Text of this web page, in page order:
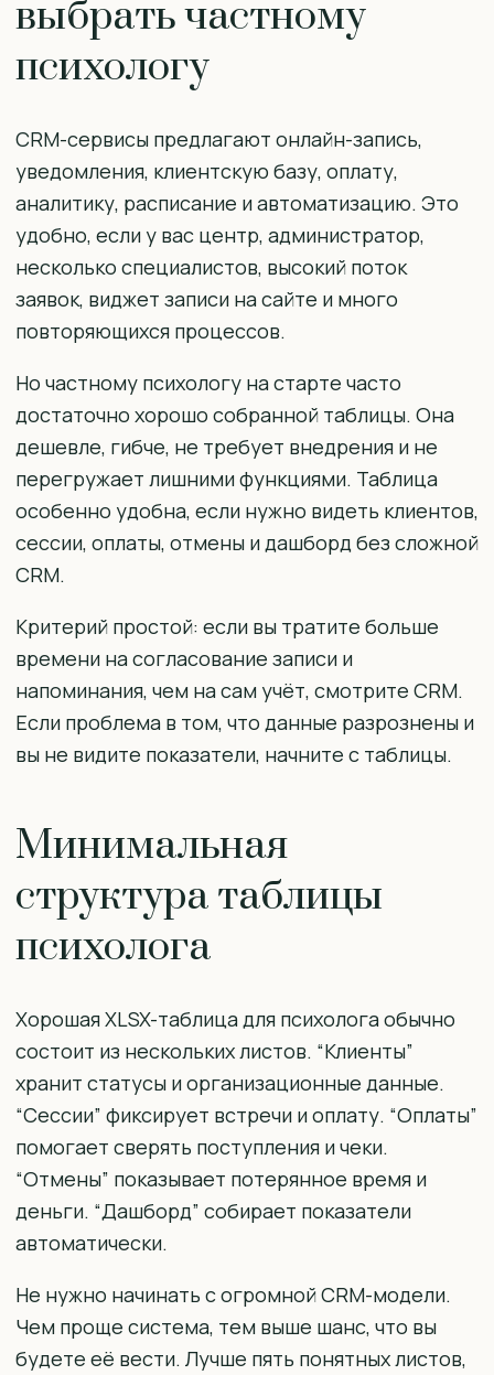
выбрать частному
психологу
CRM-сервисы предлагают онлайн-запись,
уведомления, клиентскую базу, оплату,
аналитику, расписание и автоматизацию. Это
удобно, если у вас центр, администратор,
несколько специалистов, высокий поток
заявок, виджет записи на сайте и много
повторяющихся процессов.
Но частному психологу на старте часто
достаточно хорошо собранной таблицы. Она
дешевле, гибче, не требует внедрения и не
перегружает лишними функциями. Таблица
особенно удобна, если нужно видеть клиентов,
сессии, оплаты, отмены и дашборд без сложной
CRM.
Критерий простой: если вы тратите больше
времени на согласование записи и
напоминания, чем на сам учёт, смотрите CRM.
Если проблема в том, что данные разрознены и
вы не видите показатели, начните с таблицы.
Минимальная
структура таблицы
психолога
Хорошая XLSX-таблица для психолога обычно
состоит из нескольких листов. “Клиенты”
хранит статусы и организационные данные.
“Сессии” фиксирует встречи и оплату. “Оплаты”
помогает сверять поступления и чеки.
“Отмены” показывает потерянное время и
деньги. “Дашборд” собирает показатели
автоматически.
Не нужно начинать с огромной CRM-модели.
Чем проще система, тем выше шанс, что вы
будете её вести. Лучше пять понятных листов,